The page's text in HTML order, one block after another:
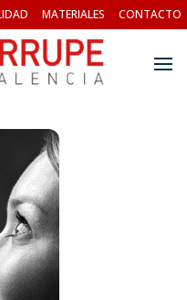
MATERIALES CONTACTO